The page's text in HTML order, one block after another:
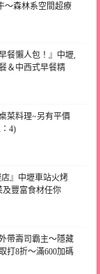
～森林系空間超療
餐懶人包！』中壢,
＆中西式早餐精
菜料理~另有平價
4)
』中壢車站火烤
及豐富食材任你
帶壽司霸主～隱藏
打8折～滿600加碼